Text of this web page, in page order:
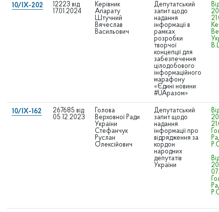
10/IX-202
12223 від
17.01.2024
Керівник
Апарату
Штучний
Вячеслав
Васильович
Депутатський
запит щодо
надання
інформації в
рамках
розробки
творчої
концепції для
забезпечення
цілодобового
інформаційного
марафону
«Єдині новини
#UAразом»
10/IX-162
267685 від
05.12.2023
Голова
Верховної Ради
України
Стефанчук
Руслан
Олексійович
Депутатський
запит щодо
надання
інформації про
відрядження за
кордон
народних
депутатів
України